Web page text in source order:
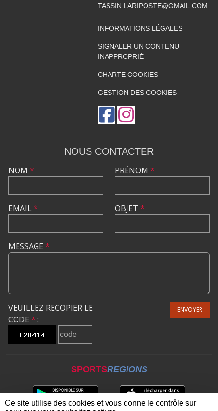
TASSIN.LARIPOSTE@GMAIL.COM
INFORMATIONS LÉGALES
SIGNALER UN CONTENU
INAPPROPRIÉ
CHARTE COOKIES
GESTION DES COOKIES
NOUS CONTACTER
NOM *
EMAIL*
PRÉNOM *
OBJET *
MESSAGE *
VEUILLEZ RECOPIER LE
CODE * :
ENVOYER
SPORTSREGIONS
Ce site utilise des cookies et vous donne le contrôle sur